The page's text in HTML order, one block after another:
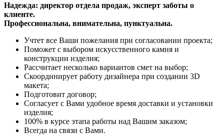
Надежда: директор отдела продаж, эксперт заботы о
клиенте.
Профессиональна, внимательна, пунктуальна.
Учтет все Ваши пожелания при согласовании проекта;
Поможет с выбором искусственного камня и
конструкции изделия;
Рассчитает несколько вариантов смет на выбор;
Скоординирует работу дизайнера при создании 3D
макета;
Подготовит договор;
Согласует с Вами удобное время доставки и установки
изделия;
100% в курсе этапа работы над Вашим заказом;
Всегда на связи с Вами.